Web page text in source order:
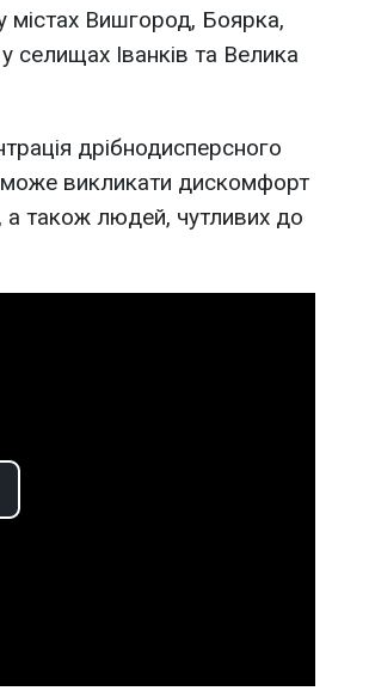
містах Вишгород, Боярка,
селищах Іванків та Велика
дрібнодисперсного
викликати дискомфорт
а також людей, чутливих до